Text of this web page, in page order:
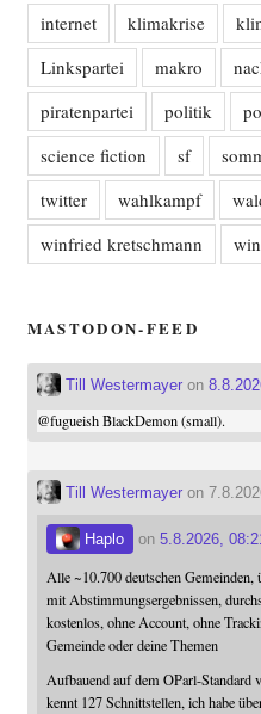
internet klimakrise
Linkspartei
makro
piratenpartei
politik
science fiction
sf
twitter
wahlkampf
winfried kretschmann
MASTODON-FEED
Till Westermayeron
@fugueishBlackDemon (small).
Till Westermayeron
Haplo on 5.8.2026,
Alle ~10.700 deutschen Gemeinden,
mit Abstimmungsergebnissen,
kostenlos, ohne Account, ohne
Gemeinde oder deine Themen
Aufbauend auf dem OParl-Standard
kennt 127 Schnittstellen, ich habe